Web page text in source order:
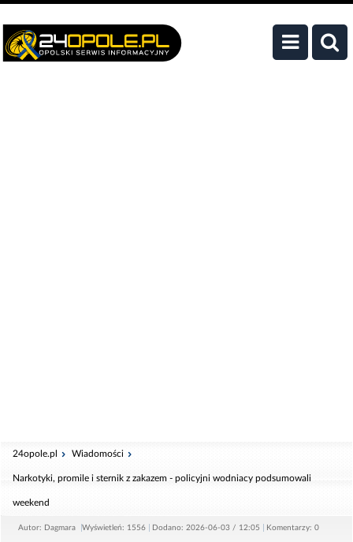
24opole.pl Wiadomości
Narkotyki, promile i sternik z zakazem - policyjni wodniacy podsumowali
weekend
Autor: Dagmara Wyświetleń: 1556 Dodano: 2026-06-03 / 12:05 Komentarzy: 0